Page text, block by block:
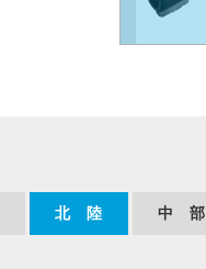
北 陸 中 部